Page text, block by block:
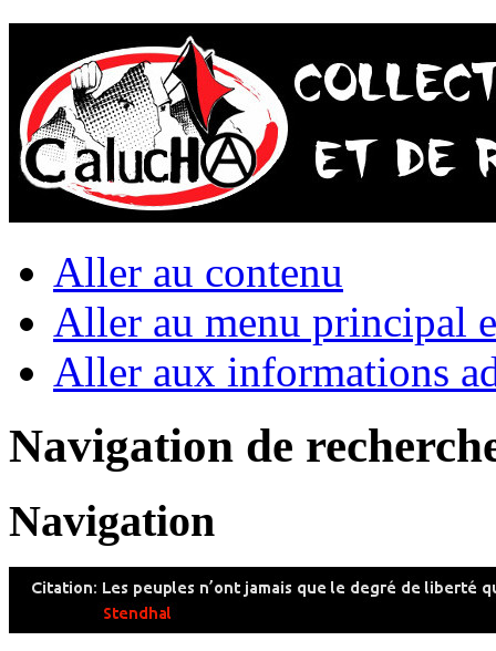
Aller au contenu
Aller au menu principal
Aller aux informations
Navigation de
Navigation